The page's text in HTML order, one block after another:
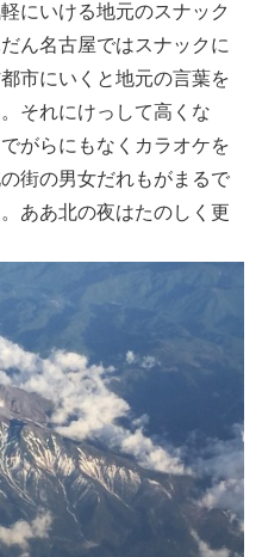
にいける地元のスナック
ん名古屋ではスナックに
市にいくと地元の言葉を
それにけっして高くな
がらにもなくカラオケを
街の男女だれもがまるで
ああ北の夜はたのしく更